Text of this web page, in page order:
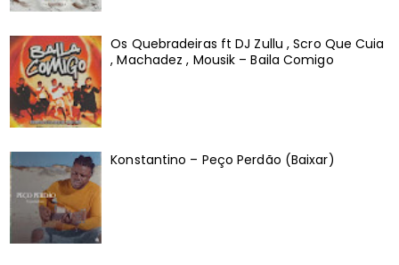
Os Quebradeiras ft DJ Zullu , Scro Que Cuia
, Machadez , Mousik – Baila Comigo
Konstantino – Peço Perdão (Baixar)